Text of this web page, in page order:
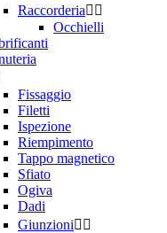
Raccorderia 
Occhielli
Fissaggio
Filetti
Ispezione
Riempimento
Tappo magnetico
Sfiato
Ogiva
Dadi
Giunzioni 